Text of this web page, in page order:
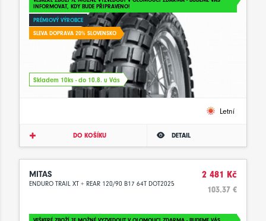
INFORMOVAT, KDY BUDE PŘIPRAVENO!
PRÉMIOVÝ VÝROBCE
SLEVA DOPRAVA 20% SLOVENSKO
Skladem 10ks - do 10.8. u Vás
Letní
DO KOŠÍKU DETAIL
MITAS
ENDURO TRAIL XT + REAR 120/90 B17 64T DOT2025
2 481 Kč
103.37 €